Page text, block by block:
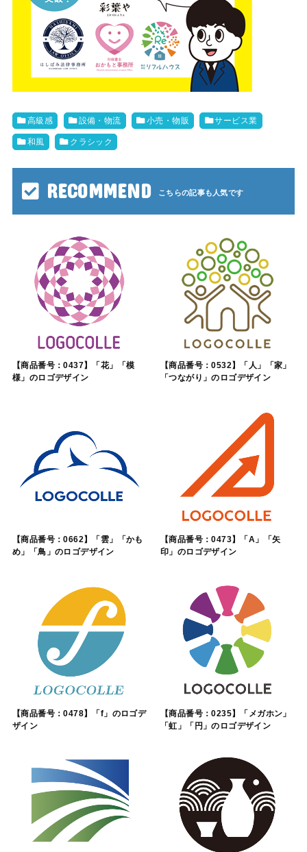
高級感 設備・物流 小売・物販 サービス業
和風 クラシック
RECOMMEND
【商品番号：0437】「花」「模
様」のロゴデザイン
【商品番号：0532】「人」「家」
「つながり」のロゴデザイン
【商品番号：0662】「雲」「かも
め」「鳥」のロゴデザイン
【商品番号：0473】「A」「矢
印」のロゴデザイン
【商品番号：0478】「f」のロゴデ
ザイン
【商品番号：0235】「メガホン」
「虹」「円」のロゴデザイン